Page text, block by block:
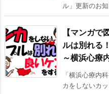
ル」更新のお
【マンガ
ルは別れる
～横浜心療
「横浜心療内
カをしないカ